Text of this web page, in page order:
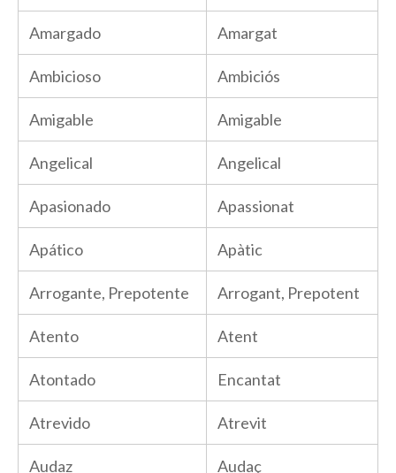
Amargado Amargat
Ambicioso Ambiciós
Amigable Amigable
Angelical Angelical
Apasionado Apassionat
Apático Apàtic
Arrogante, Prepotente Arrogant, Prepotent
Atento Atent
Atontado Encantat
Atrevido Atrevit
Audaz Audaç